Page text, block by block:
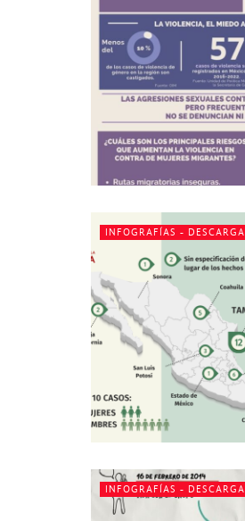
INFOGRAFÍAS - DESCARGA
INFOGRAFÍAS - DESCARGA